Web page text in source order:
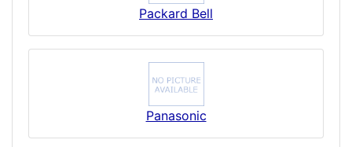
Packard Bell
Panasonic